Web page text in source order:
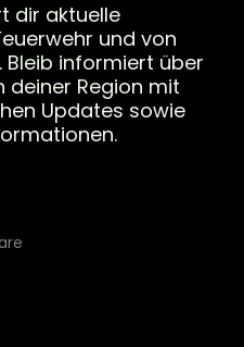
dir aktuelle
und von
Bleib informiert über
deiner Region mit
Updates sowie